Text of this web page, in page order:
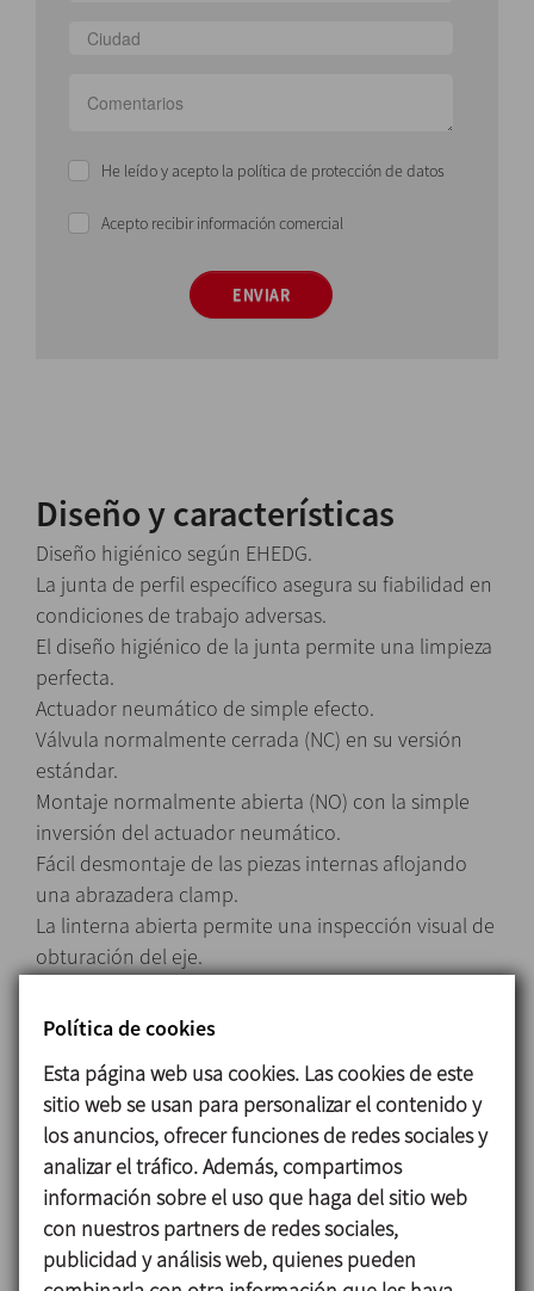
He leído y acepto la política de protección de datos
Acepto recibir información comercial
ENVIAR
Diseño y características
Diseño higiénico según EHEDG.
La junta de perfil específico asegura su fiabilidad en
condiciones de trabajo adversas.
El diseño higiénico de la junta permite una limpieza
perfecta.
Actuador neumático de simple efecto.
Válvula normalmente cerrada (NC) en su versión
estándar.
Montaje normalmente abierta (NO) con la simple
inversión del actuador neumático.
Fácil desmontaje de las piezas internas aflojando
una abrazadera clamp.
La linterna abierta permite una inspección visual de
obturación del eje.
Materiales
Piezas en contacto con el producto 1.4404 (AISI
316L)
Otras piezas de acero 1.4301 (AISI 304)
Juntas en contacto con el producto EPDM
Acabado superficial
Interno Pulido brillante Ra ≤ 0,8 μm
Política de cookies
Esta página web usa cookies. Las cookies de este
sitio web se usan para personalizar el contenido y
los anuncios, ofrecer funciones de redes sociales y
analizar el tráfico. Además, compartimos
información sobre el uso que haga del sitio web
con nuestros partners de redes sociales,
publicidad y análisis web, quienes pueden